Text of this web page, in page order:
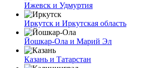
Ижевск и Удмуртия
Иркутск и Иркутская область
Йошкар-Ола и Марий Эл
Казань и Татарстан